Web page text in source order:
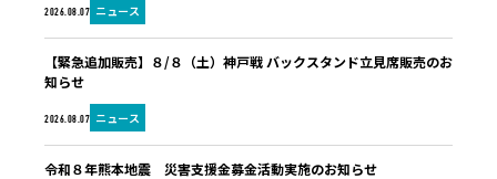
2026.08.07 ニュース
2026.08.07 ニュース
【緊急追加販売】８/８（土）神戸戦 バックスタンド立見席販売のお
知らせ
令和８年熊本地震 災害支援金募金活動実施のお知らせ